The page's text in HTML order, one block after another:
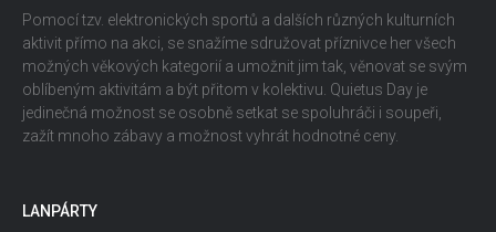
Pomocí tzv. elektronických sportů a dalších různých kulturních
aktivit přímo na akci, se snažíme sdružovat příznivce her všech
možných věkových kategorií a umožnit jim tak, věnovat se svým
oblíbeným aktivitám a být přitom v kolektivu. Quietus Day je
jedinečná možnost se osobně setkat se spoluhráči i soupeři,
zažít mnoho zábavy a možnost vyhrát hodnotné ceny.
LANPÁRTY